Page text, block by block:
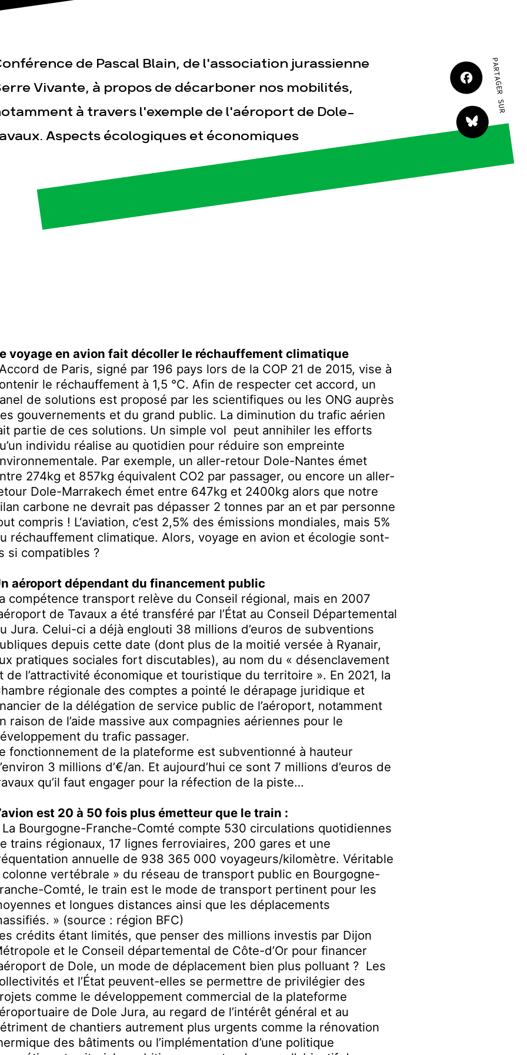
Publications Contact
de Pascal Blain, de l'association jurassienne
Vivante, à propos de décarboner nos mobilités,
à travers l'exemple de l'aéroport de Dole-
Aspects écologiques et économiques
PARTAGER SUR
voyage en avion fait décoller le réchauffement climatique
de Paris, signé par 196 pays lors de la COP 21 de 2015, vise à
le réchauffement à 1,5 °C. Afin de respecter cet accord, un
de solutions est proposé par les scientifiques ou les ONG auprès
gouvernements et du grand public. La diminution du trafic aérien
partie de ces solutions. Un simple vol peut annihiler les efforts
individu réalise au quotidien pour réduire son empreinte
Par exemple, un aller-retour Dole-Nantes émet
274kg et 857kg équivalent CO2 par passager, ou encore un aller-
Dole-Marrakech émet entre 647kg et 2400kg alors que notre
carbone ne devrait pas dépasser 2 tonnes par an et par personne
compris ! L‘aviation, c’est 2,5% des émissions mondiales, mais 5%
réchauffement climatique. Alors, voyage en avion et écologie sont-
si compatibles ?
aéroport dépendant du financement public
compétence transport relève du Conseil régional, mais en 2007
de Tavaux a été transféré par l’État au Conseil Départemental
Jura. Celui-ci a déjà englouti 38 millions d’euros de subventions
depuis cette date (dont plus de la moitié versée à Ryanair,
pratiques sociales fort discutables), au nom du « désenclavement
de l’attractivité économique et touristique du territoire ». En 2021, la
régionale des comptes a pointé le dérapage juridique et
de la délégation de service public de l’aéroport, notamment
raison de l’aide massive aux compagnies aériennes pour le
du trafic passager.
fonctionnement de la plateforme est subventionné à hauteur
3 millions d’€/an. Et aujourd’hui ce sont 7 millions d’euros de
qu’il faut engager pour la réfection de la piste…
est 20 à 50 fois plus émetteur que le train :
La Bourgogne-Franche-Comté compte 530 circulations quotidiennes
trains régionaux, 17 lignes ferroviaires, 200 gares et une
annuelle de 938 365 000 voyageurs/kilomètre. Véritable
colonne vertébrale » du réseau de transport public en Bourgogne-
Comté, le train est le mode de transport pertinent pour les
et longues distances ainsi que les déplacements
» (source : région BFC)
crédits étant limités, que penser des millions investis par Dijon
et le Conseil départemental de Côte-d’Or pour financer
de Dole, un mode de déplacement bien plus polluant ? Les
et l’État peuvent-elles se permettre de privilégier des
comme le développement commercial de la plateforme
de Dole Jura, au regard de l’intérêt général et au
de chantiers autrement plus urgents comme la rénovation
des bâtiments ou l’implémentation d’une politique